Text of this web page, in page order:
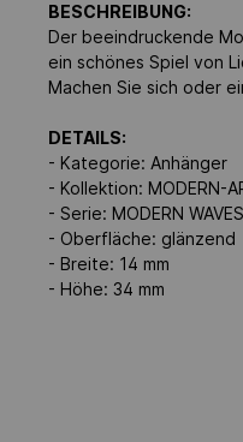
BESCHREIBUNG:
Der beeindruckende
ein schönes Spiel von
Machen Sie sich oder
DETAILS:
- Kategorie: Anhänger
- Kollektion: MODERN-
- Serie: MODERN WAVES
- Oberfläche: glänzend
- Breite: 14 mm
- Höhe: 34 mm